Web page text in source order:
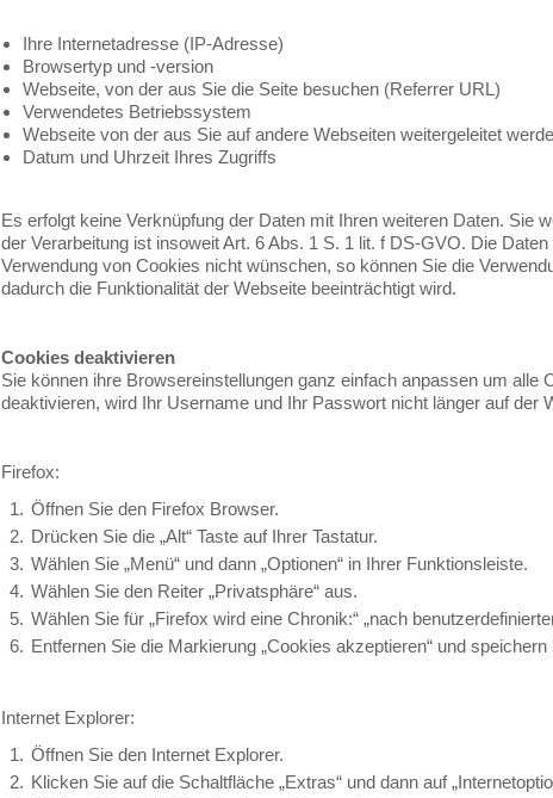
Ihre Internetadresse (IP-Adresse)
Browsertyp und -version
Webseite, von der aus Sie die Seite besuchen (Referrer URL)
Verwendetes Betriebssystem
Webseite von der aus Sie auf andere Webseiten weitergeleitet
Datum und Uhrzeit Ihres Zugriffs
Es erfolgt keine Verknüpfung der Daten mit Ihren weiteren Daten.
der Verarbeitung ist insoweit Art. 6 Abs. 1 S. 1 lit. f DS-GVO. Die
Verwendung von Cookies nicht wünschen, so können Sie die
dadurch die Funktionalität der Webseite beeinträchtigt wird.
Cookies deaktivieren
Sie können ihre Browsereinstellungen ganz einfach anpassen um
deaktivieren, wird Ihr Username und Ihr Passwort nicht länger auf der
Firefox:
Öffnen Sie den Firefox Browser.
Drücken Sie die „Alt“ Taste auf Ihrer Tastatur.
Wählen Sie „Menü“ und dann „Optionen“ in Ihrer Funktionsleiste.
Wählen Sie den Reiter „Privatsphäre“ aus.
Wählen Sie für „Firefox wird eine Chronik:“ „nach
Entfernen Sie die Markierung „Cookies akzeptieren“ und
Internet Explorer:
Öffnen Sie den Internet Explorer.
Klicken Sie auf die Schaltfläche „Extras“ und dann auf